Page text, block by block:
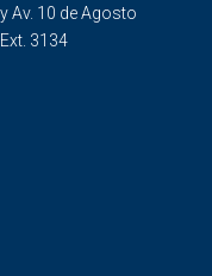
Av. 10 de Agosto
3134